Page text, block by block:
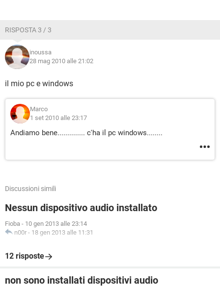
RISPOSTA 3 / 3
inoussa
28 mag 2010 alle 21:02
il mio pc e windows
Marco
1 set 2010 alle 23:17
Andiamo bene.............. c'ha il pc windows........
Discussioni simili
Nessun dispositivo audio installato
Fioba - 10 gen 2013 alle 23:14
n00r - 18 gen 2013 alle 11:31
12 risposte
non sono installati dispositivi audio